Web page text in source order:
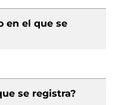
en el que se
se registra?